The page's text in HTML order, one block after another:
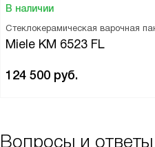
В наличии
Стеклокерамическая варочная
Miele KM 6523 FL
124 500 руб.
Вопросы и